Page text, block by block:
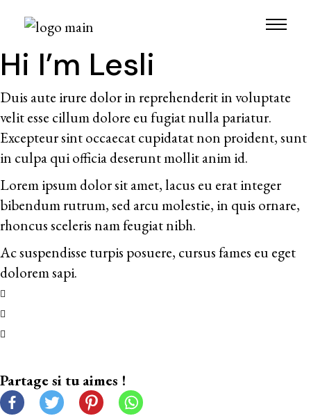
content
Hi I’m Lesli
Duis aute irure dolor in reprehenderit in voluptate
velit esse cillum dolore eu fugiat nulla pariatur.
Excepteur sint occaecat cupidatat non proident, sunt
in culpa qui officia deserunt mollit anim id.
Lorem ipsum dolor sit amet, lacus eu erat integer
bibendum rutrum, sed arcu molestie, in quis ornare,
rhoncus sceleris nam feugiat nibh.
Ac suspendisse turpis posuere, cursus fames eu eget
dolorem sapi.
Partage si tu aimes !